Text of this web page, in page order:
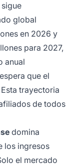
global
en 2026 y
para 2027,
anual
que el
trayectoria
de todos
domina
los ingresos
el mercado